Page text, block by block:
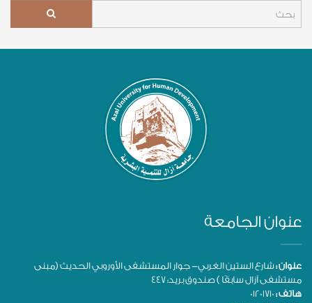
عنوان الجامعة
عنوان :شارع الستين الغربي- جوار المستشفى الأوروبي الحديث (مبنى
مستشفى آزال سابقًا ) صندوق بريد: 447
هاتف :